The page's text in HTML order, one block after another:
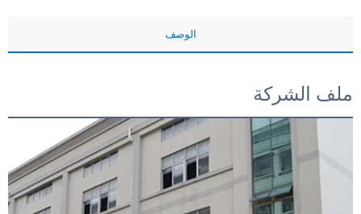
الوصف
ملف الشركة